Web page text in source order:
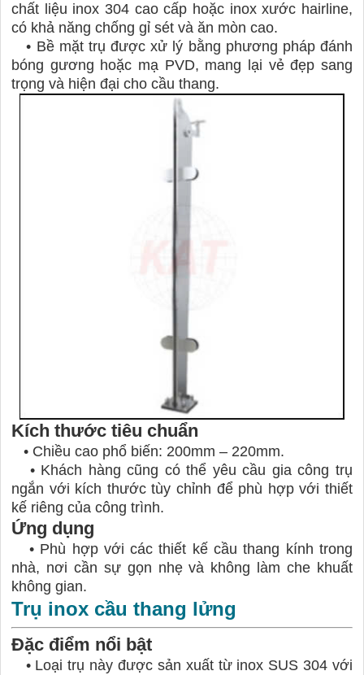
chất liệu inox 304 cao cấp hoặc inox xước hairline,
có khả năng chống gỉ sét và ăn mòn cao.
• Bề mặt trụ được xử lý bằng phương pháp đánh
bóng gương hoặc mạ PVD, mang lại vẻ đẹp sang
trọng và hiện đại cho cầu thang.
Kích thước tiêu chuẩn
• Chiều cao phổ biến: 200mm – 220mm.
• Khách hàng cũng có thể yêu cầu gia công trụ
ngắn với kích thước tùy chỉnh để phù hợp với thiết
kế riêng của công trình.
Ứng dụng
• Phù hợp với các thiết kế cầu thang kính trong
nhà, nơi cần sự gọn nhẹ và không làm che khuất
không gian.
Trụ inox cầu thang lửng
Đặc điểm nổi bật
• Loại trụ này được sản xuất từ inox SUS 304 với